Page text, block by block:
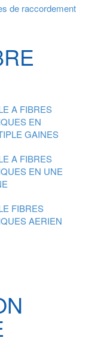
de raccordement
A FIBRES
EN
GAINES
A FIBRES
EN UNE
FIBRES
AERIEN